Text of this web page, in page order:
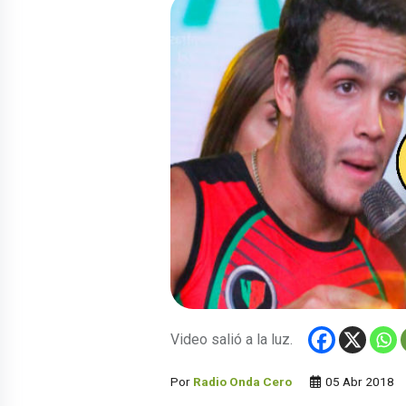
Video salió a la luz.
Por Radio Onda Cero 05 Abr 2018